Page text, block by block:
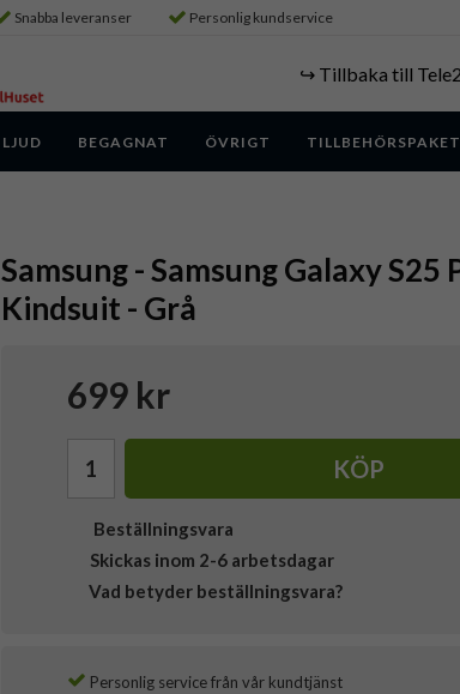
Snabba leveranser Personlig kundservice
↪️ Tillbaka till
LJUD BEGAGNAT ÖVRIGT TILLBEHÖRSPAKET
Samsung - Samsung Galaxy S25
Kindsuit - Grå
699 kr
KÖP
Beställningsvara
Skickas inom 2-6 arbetsdagar
Vad betyder beställningsvara?
Personlig service från vår kundtjänst